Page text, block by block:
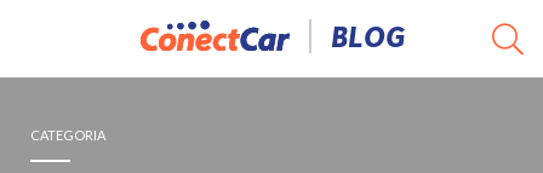
BLOG
CATEGORIA